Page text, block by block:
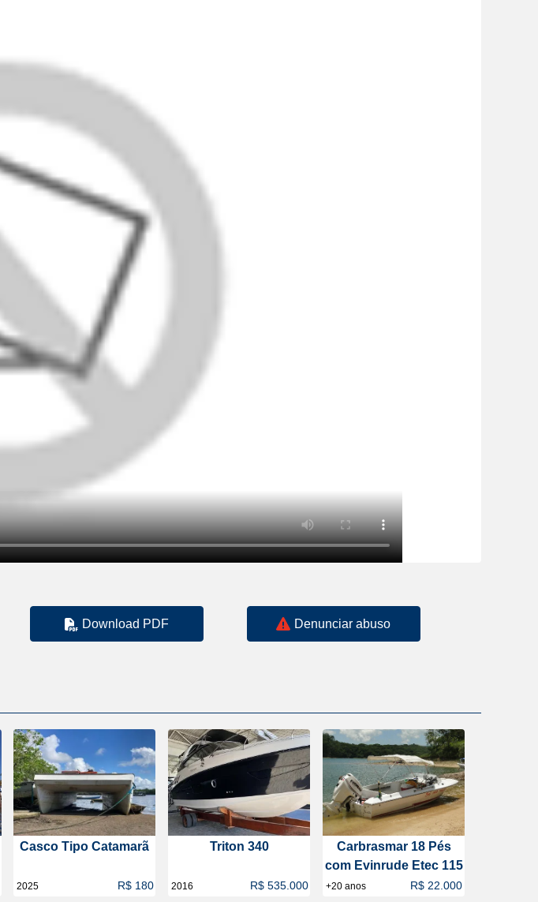
Download PDF Denunciar abuso
Casco Tipo Catamarã
2025 R$ 180
Triton 340
2016 R$ 535.000
Carbrasmar 18 Pés
com Evinrude Etec 115
+20 anos R$ 22.000